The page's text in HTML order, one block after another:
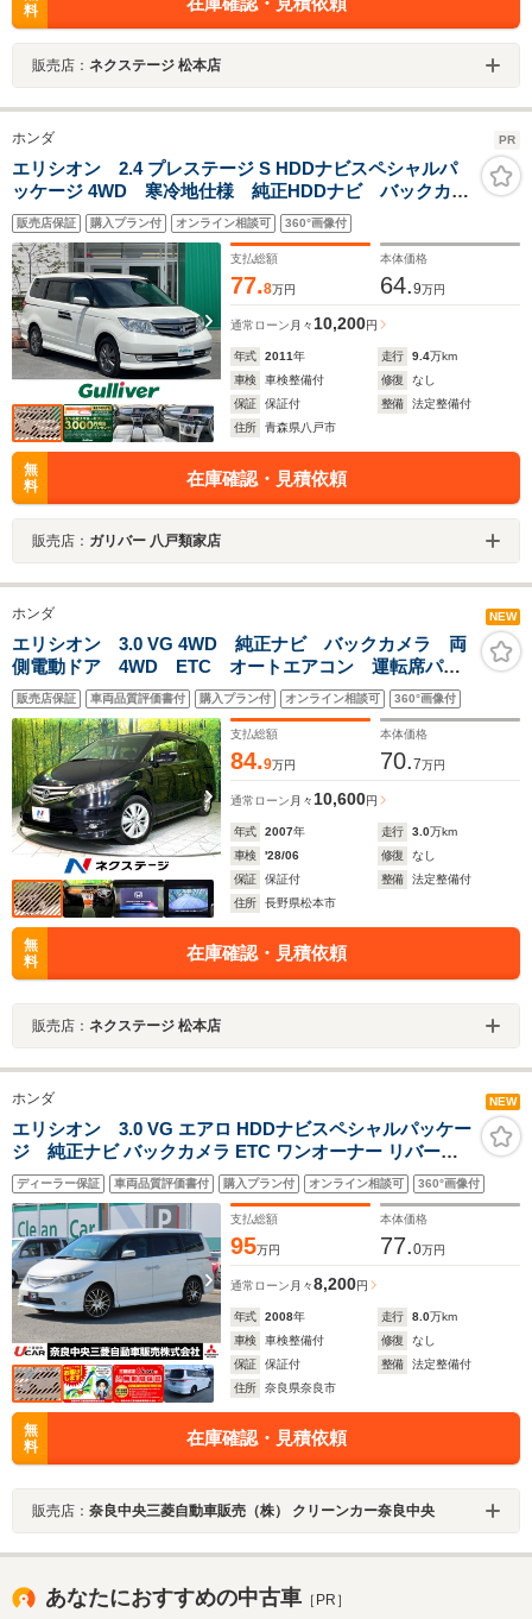
料
販売店： ネクステージ 松本店
ホンダ PR
エリシオン 2.4 プレステージ S HDDナビスペシャルパ
ッケージ 4WD 寒冷地仕様 純正HDDナビ バックカメ
ラ 両側パワースライドドア 大型コンソール キャプ
テンシート7人乗 合皮コンビシート ビルトインETC
熱線入Fガラス HIDライト フォグ 純正17AW
販売店保証 購入プラン付 オンライン相談可 360°画像付
支払総額
77.8万円
本体価格
64.9万円
通常ローン 月々10,200円
年式 2011年 走行 9.4万km
車検
車検整備付 修復
なし
保証
保証付 整備
法定整備付
住所
青森県八戸市
無
料
在庫確認・見積依頼
販売店： ガリバー 八戸類家店
ホンダ NEW
エリシオン 3.0 VG 4WD 純正ナビ バックカメラ 両
側電動ドア 4WD ETC オートエアコン 運転席パワ
ーシート スマートキー HIDヘッド オートライト 純
正17インチアルミホイール CD/DVD再生
販売店保証 車両品質評価書付 購入プラン付 オンライン相談可 360°画像付
支払総額
84.9万円
本体価格
70.7万円
通常ローン 月々 10,600円
年式 2007年 走行 3.0万km
車検
'28/06 修復
なし
保証
保証付 整備
法定整備付
住所
長野県松本市
無
料
在庫確認・見積依頼
販売店： ネクステージ 松本店
ホンダ NEW
エリシオン 3.0 VG エアロ HDDナビスペシャルパッケー
ジ 純正ナビ バックカメラ ETC ワンオーナー リバース
連動ドアミラー USB充電ポート フルセグTV 前後ドライ
ブレコーダー ドアバイザー 純正フロアマット 車両取説
ナビ取説 定期点検記録簿 社外19インチアルミホイール
ディーラー保証 車両品質評価書付 購入プラン付 オンライン相談可 360°画像付
支払総額
95万円
本体価格
77.0万円
通常ローン 月々8,200円
年式 2008年 走行 8.0万km
車検
車検整備付 修復
なし
保証
保証付 整備
法定整備付
住所
奈良県奈良市
無
料
在庫確認・見積依頼
販売店： 奈良中央三菱自動車販売（株） クリーンカー奈良中央
あなたにおすすめの中古車 ［PR］